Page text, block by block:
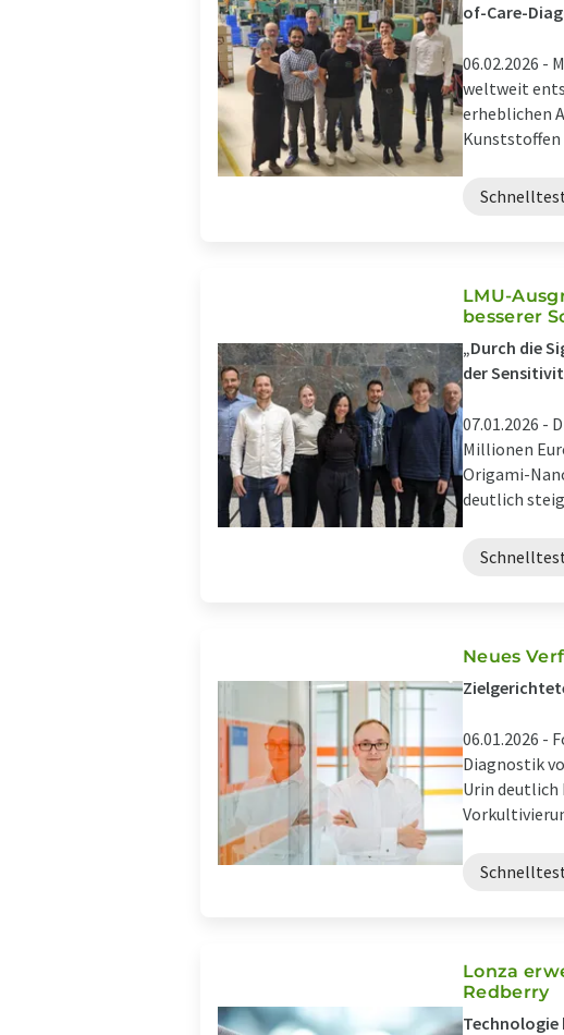
of-Care-
06.02.2026 -
weltweit
erheblichen
Kunststoffen
LMU-
besserer
„Durch die
der
07.01.2026 -
Millionen
Origami-
deutlich
Neues
06.01.2026 -
Diagnostik
Urin deutlich
Lonza
Redberry
Technologie